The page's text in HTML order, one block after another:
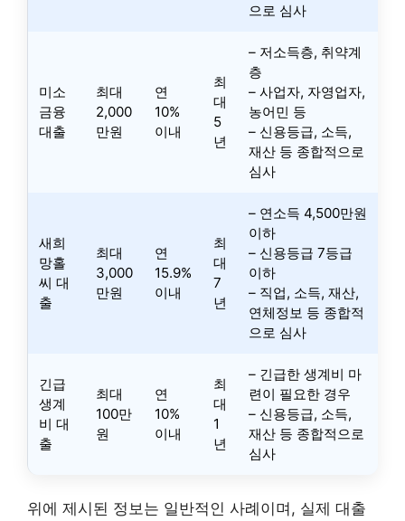
으로 심사
미소
금융
대출
최대
2,000
만원
연
10%
이내
최
대
5
년
– 저소득층, 취약계
층
– 사업자, 자영업자,
농어민 등
– 신용등급, 소득,
재산 등 종합적으로
심사
새희
망홀
씨 대
출
최대
3,000
만원
연
15.9%
이내
최
대
7
년
– 연소득 4,500만원
이하
– 신용등급 7등급
이하
– 직업, 소득, 재산,
연체정보 등 종합적
으로 심사
긴급
생계
비 대
출
최대
100만
원
연
10%
이내
최
대
1
년
– 긴급한 생계비 마
련이 필요한 경우
– 신용등급, 소득,
재산 등 종합적으로
심사
위에 제시된 정보는 일반적인 사례이며, 실제 대출